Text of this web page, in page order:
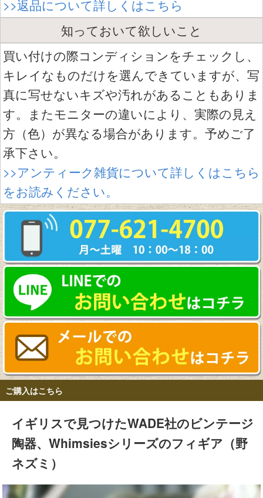
>>返品について詳しくはこちら
知っておいて欲しいこと
買い付けの際コンディションをチェックし、
キレイなものだけを選んできていますが、写
真に写せないキズや汚れがあることもありま
す。またモニターの違いにより、実際の見え
方（色）が異なる場合があります。予めご了
承下さい。
>>アンティーク雑貨について詳しくはこちら
をお読みください。
ご購入はこちら
イギリスで見つけたWADE社のビンテージ
陶器、Whimsiesシリーズのフィギア（野
ネズミ）